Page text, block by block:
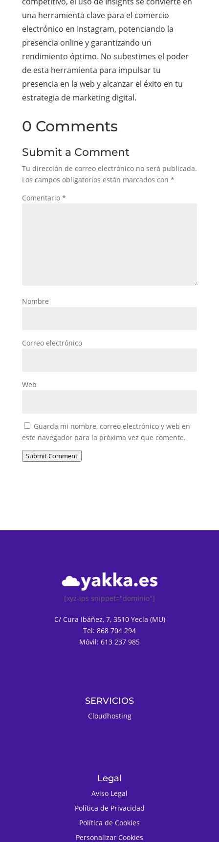
una herramienta clave para el comercio
electrónico en Instagram, potenciando la
presencia online y garantizando un
rendimiento óptimo. No subestimes el poder
de esta herramienta para impulsar tu
presencia en la web y alcanzar el éxito en tu
estrategia de marketing digital.
0 Comments
Submit a Comment
Tu dirección de correo electrónico no será publicada.
Los campos obligatorios están marcados con *
Comentario *
Nombre
Correo electrónico
Web
Guarda mi nombre, correo electrónico y web en
este navegador para la próxima vez que comente.
Submit Comment
[xyz-ips snippet="dominio"]
C/ Cura Ibáñez, 7, 3510 Yecla (MU)
Tel: 868 704 294
Móvil: 613 237 985
SERVICIOS
Cloudhosting
Legal
Aviso Legal
Política de Privacidad
Política de Cookies
Personalizar Cookies